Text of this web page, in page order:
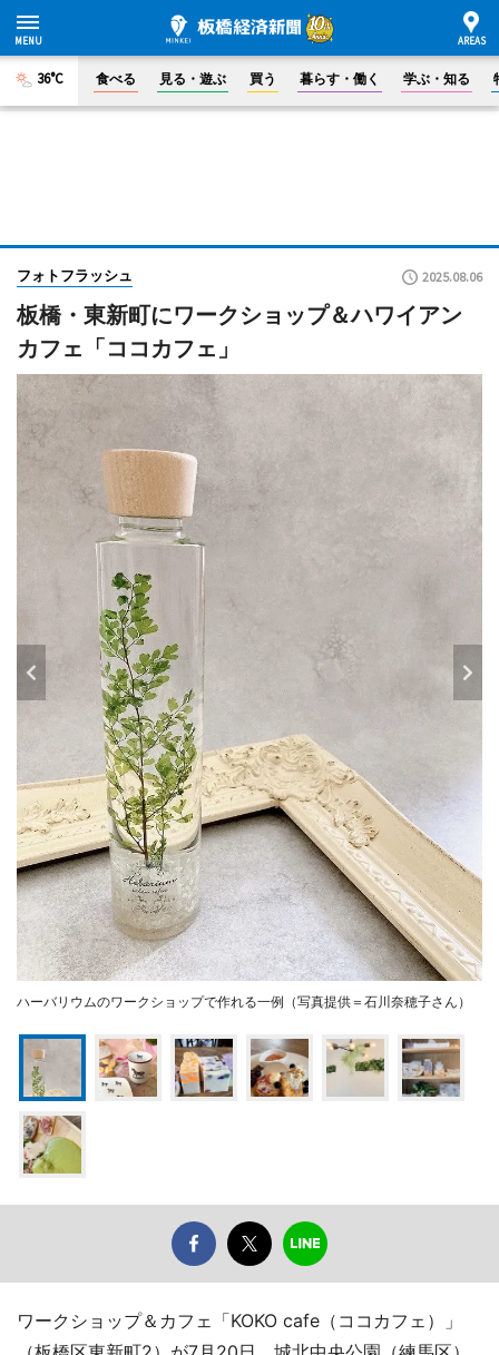
36°C 食べる 見る・遊ぶ 買う 暮らす・働く 学ぶ・知る
フォトフラッシュ 2025.08.06
板橋・東新町にワークショップ＆ハワイアン
カフェ「ココカフェ」
ハーバリウムのワークショップで作れる一例（写真提供＝石川奈穂子さん）
ワークショップ＆カフェ「KOKO cafe（ココカフェ）」